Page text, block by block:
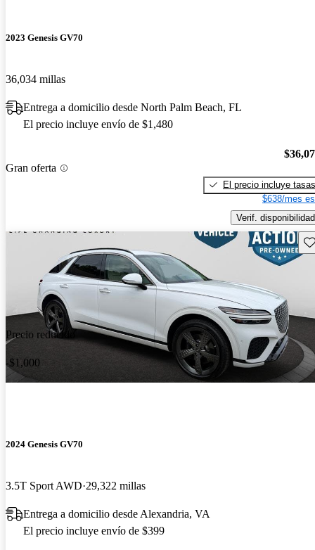
2023 Genesis GV70
36,034 millas
Entrega a domicilio desde North Palm Beach, FL
El precio incluye envío de $1,480
Gran oferta
El precio incluye tasas
$638/mes
Verif. disponibilidad
Precio reducido
-$1,000
2024 Genesis GV70
3.5T Sport AWD 29,322 millas
Entrega a domicilio desde Alexandria, VA
El precio incluye envío de $399